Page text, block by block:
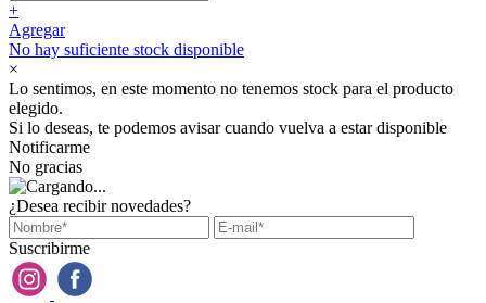
+
Agregar
No hay suficiente stock disponible
×
Lo sentimos, en este momento no tenemos stock para el producto
elegido.
Si lo deseas, te podemos avisar cuando vuelva a estar disponible
Notificarme
No gracias
¿Desea recibir novedades?
Suscribirme